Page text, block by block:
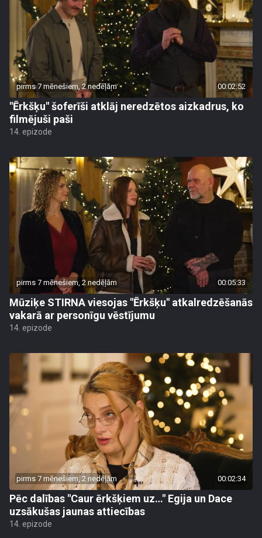
pirms 7 mēnešiem, 2 nedēļām 00:02:52
"Ērkšķu" šoferīši atklāj neredzētos aizkadrus, ko
filmējuši paši
14. epizode
pirms 7 mēnešiem, 2 nedēļām 00:05:33
Mūziķe STIRNA viesojas "Ērkšķu" atkalredzēšanās
vakarā ar personīgu vēstījumu
14. epizode
pirms 7 mēnešiem, 2 nedēļām 00:02:34
Pēc dalības "Caur ērkšķiem uz…" Egija un Dace
uzsākušas jaunas attiecības
14. epizode